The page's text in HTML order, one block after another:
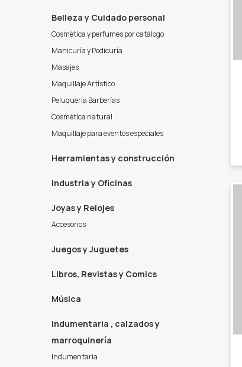
Belleza y Cuidado personal
Cosmética y perfumes por catálogo
Manicuría y Pedicuría
Masajes
Maquillaje Artístico
Peluquería Barberías
Cosmética natural
Maquillaje para eventos especiales
Herramientas y construcción
Industria y Oficinas
Joyas y Relojes
Accesorios
Juegos y Juguetes
Libros, Revistas y Comics
Música
Indumentaria , calzados y
marroquinería
Indumentaria